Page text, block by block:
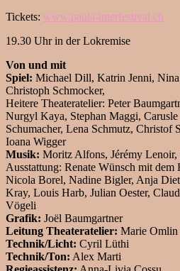
Tickets: www.paula-interfestival.ch
19.30 Uhr in der Lokremise
Von und mit
Spiel: Michael Dill, Katrin Jenni,
Christoph Schmocker,
Heitere Theateratelier: Peter
Nurgyl Kaya, Stephan Maggi,
Schumacher, Lena Schmutz, Christof
Ioana Wigger
Musik: Moritz Alfons, Jérémy
Ausstattung: Renate Wünsch mit dem
Nicola Borel, Nadine Bigler, Anja
Kray, Louis Harb, Julian Oester,
Vögeli
Grafik: Joël Baumgartner
Leitung Theateratelier: Marie Omlin
Technik/Licht: Cyril Lüthi
Technik/Ton: Alex Marti